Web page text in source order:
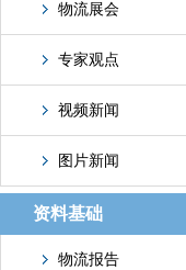
物流展会
专家观点
视频新闻
图片新闻
资料基础
物流报告